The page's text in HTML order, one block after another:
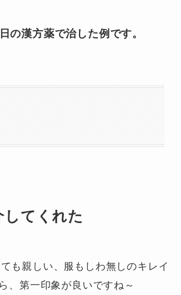
の漢方薬で治した例です。
てくれた
も親しい、服もしわ無しのキレイ
、第一印象が良いですね～